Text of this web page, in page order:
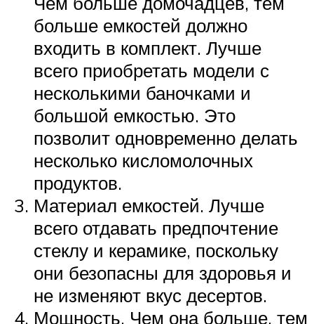
больше емкостей должно
входить в комплект. Лучше
всего приобретать модели с
несколькими баночками и
большой емкостью. Это
позволит одновременно делать
несколько кисломолочных
продуктов.
Материал емкостей. Лучше
всего отдавать предпочтение
стеклу и керамике, поскольку
они безопасны для здоровья и
не изменяют вкус десертов.
Мощность. Чем она больше, тем